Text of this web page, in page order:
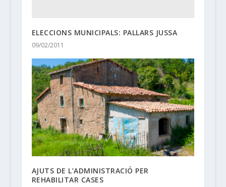
ELECCIONS MUNICIPALS: PALLARS JUSSA
09/02/2011
AJUTS DE L’ADMINISTRACIÓ PER
REHABILITAR CASES